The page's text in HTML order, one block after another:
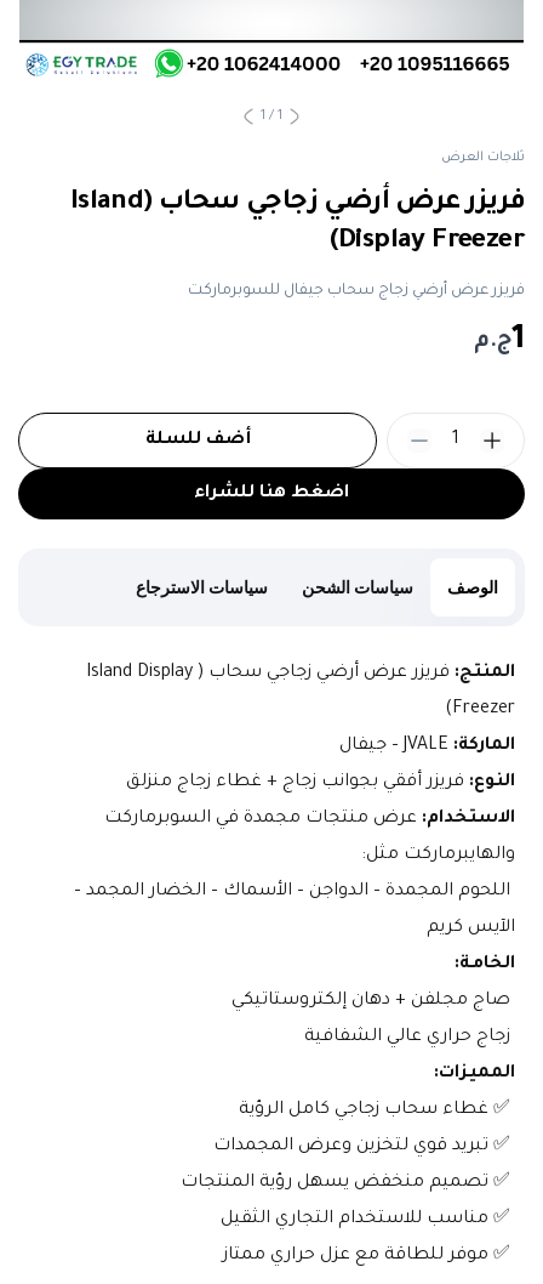
1
/
1
ثلاجات العرض
فريزر عرض أرضي زجاجي سحاب (Island
Display Freezer)
فريزر عرض أرضي زجاج سحاب جيفال للسوبرماركت
1ج.م
اضغط هنا للشراء
أضف للسلة 1
الوصف سياسات الشحن سياسات الاسترجاع
المنتج:
فريزر عرض أرضي زجاجي سحاب (Island Display
Freezer)
الماركة:
النوع: فريزر أفقي بجوانب زجاج + غطاء زجاج منزلق
الاستخدام:
والهايبرماركت مثل:
الآيس كريم
الخامـة:
المميزات: